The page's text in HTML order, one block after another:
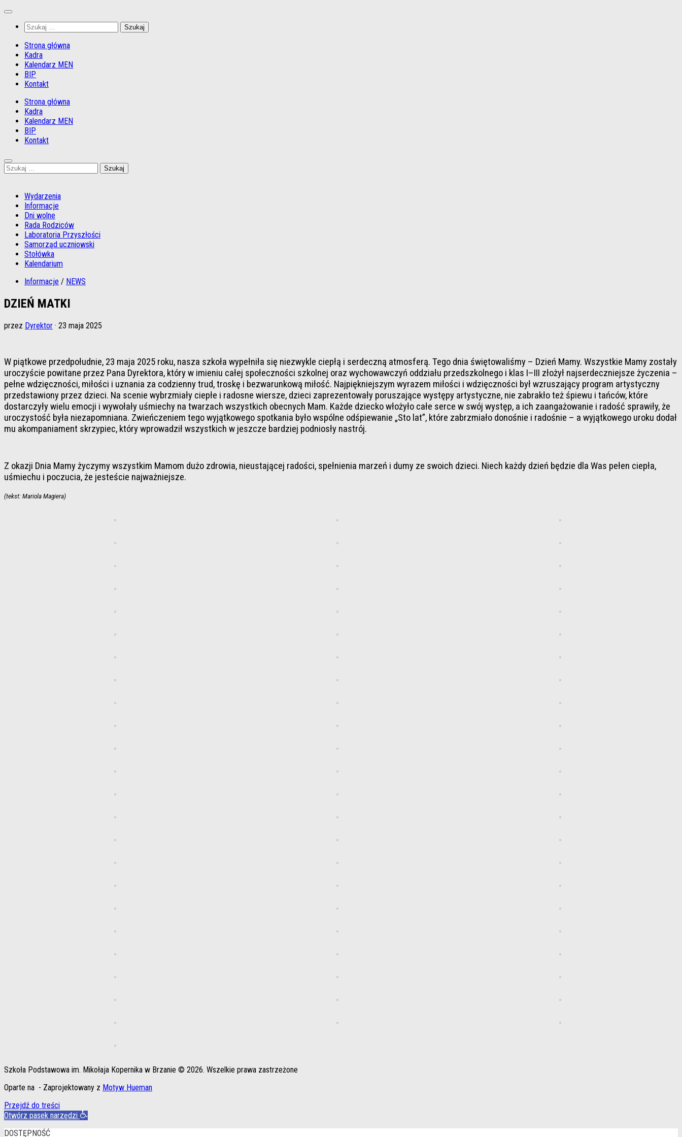
Przejdź
treści
Szukaj:
Strona główna
Kadra
Kalendarz MEN
BIP
Kontakt
Strona główna
Kadra
Kalendarz MEN
BIP
Kontakt
Szukaj:
Wydarzenia
Informacje
Dni wolne
Rada Rodziców
Laboratoria Przyszłości
Samorząd uczniowski
Stołówka
Kalendarium
Informacje / NEWS
DZIEŃ MATKI
przez Dyrektor · 23 maja 2025
W piątkowe przedpołudnie, 23 maja 2025 roku, nasza szkoła wypełniła się niezwykle ciepłą i serdeczną atmosferą. Tego dnia świętowaliśmy – Dzień Mamy. Wszystkie Mamy zostały
uroczyście powitane przez Pana Dyrektora, który w imieniu całej społeczności szkolnej oraz wychowawczyń oddziału przedszkolnego i klas I–III złożył najserdeczniejsze życzenia –
pełne wdzięczności, miłości i uznania za codzienny trud, troskę i bezwarunkową miłość. Najpiękniejszym wyrazem miłości i wdzięczności był wzruszający program artystyczny
przedstawiony przez dzieci. Na scenie wybrzmiały ciepłe i radosne wiersze, dzieci zaprezentowały poruszające występy artystyczne, nie zabrakło też śpiewu i tańców, które
dostarczyły wielu emocji i wywołały uśmiechy na twarzach wszystkich obecnych Mam. Każde dziecko włożyło całe serce w swój występ, a ich zaangażowanie i radość sprawiły, że
uroczystość była niezapomniana. Zwieńczeniem tego wyjątkowego spotkania było wspólne odśpiewanie „Sto lat”, które zabrzmiało donośnie i radośnie – a wyjątkowego uroku dodał
mu akompaniament skrzypiec, który wprowadził wszystkich w jeszcze bardziej podniosły nastrój.
Z okazji Dnia Mamy życzymy wszystkim Mamom dużo zdrowia, nieustającej radości, spełnienia marzeń i dumy ze swoich dzieci. Niech każdy dzień będzie dla Was pełen ciepła,
uśmiechu i poczucia, że jesteście najważniejsze.
(tekst: Mariola Magiera)
Szkoła Podstawowa im. Mikołaja Kopernika w Brzanie © 2026. Wszelkie prawa zastrzeżone
Oparte na - Zaprojektowany z Motyw Hueman
Przejdź do treści
Otwórz pasek narzędzi
DOSTĘPNOŚĆ